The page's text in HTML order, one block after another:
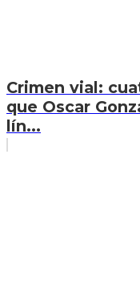
Crimen vial:
que Oscar
lín...